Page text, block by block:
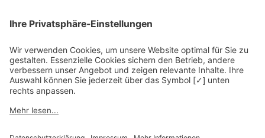
Kontakt
Datenschutz
Newsletter